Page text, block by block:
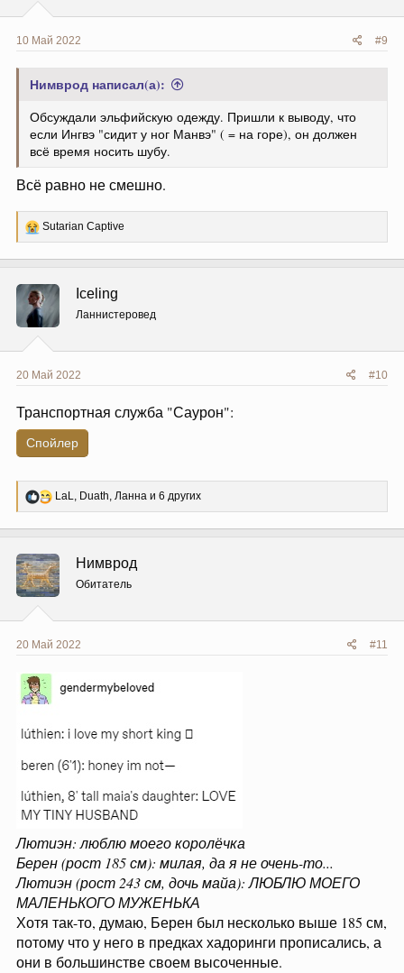
10 Май 2022 #9
Нимврод написал(а):
Обсуждали эльфийскую одежду. Пришли к выводу, что
если Ингвэ "сидит у ног Манвэ" ( = на горе), он должен
всё время носить шубу.
Всё равно не смешно.
Р
е
ц
и
и
:
Sutarian Captive
Iceling
Ланнистеровед
20 Май 2022 #10
Транспортная служба "Саурон":
Спойлер
Р
е
ц
и
и
:
LaL, Duath, Ланна и 6 других
Нимврод
Обитатель
20 Май 2022 #11
Лютиэн: люблю моего королёчка
Берен (рост 185 см): милая, да я не очень-то...
Лютиэн (рост 243 см, дочь майа): ЛЮБЛЮ МОЕГО
МАЛЕНЬКОГО МУЖЕНЬКА
Хотя так-то, думаю, Берен был несколько выше 185 см,
потому что у него в предках хадоринги прописались, а
они в большинстве своем высоченные.